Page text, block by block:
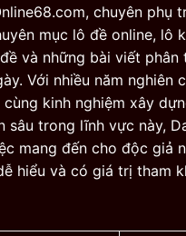
chuyên phụ
mục lô đề online, lô
và những bài viết phân
Với nhiều năm nghiên
cùng kinh nghiệm xây
sâu trong lĩnh vực này,
mang đến cho độc giả
hiểu và có giá trị tham